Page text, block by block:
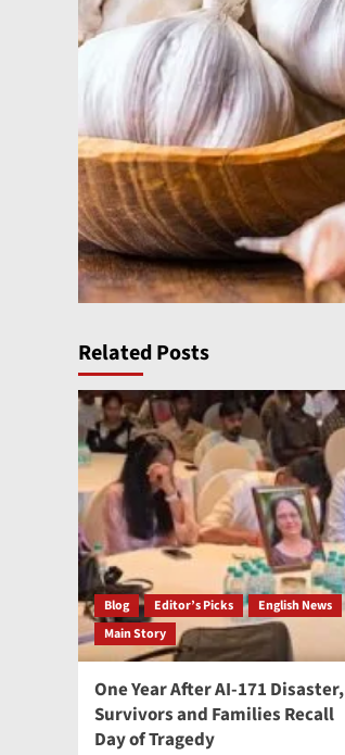
Related Posts
Blog Editor’s Picks
English News
Main Story
One Year After AI-171 Disaster,
Survivors and Families Recall
Day of Tragedy